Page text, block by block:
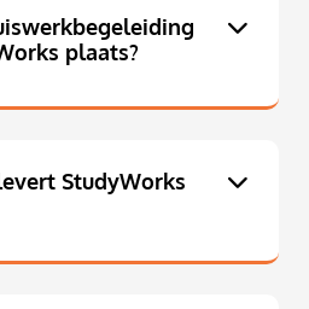
plaats?
StudyWorks